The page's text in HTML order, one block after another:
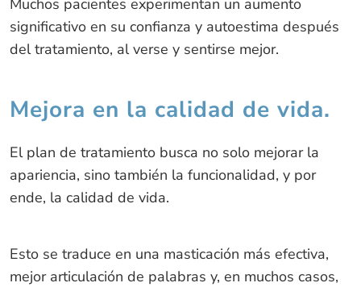
Muchos pacientes experimentan un aumento
significativo en su confianza y autoestima después
del tratamiento, al verse y sentirse mejor.
Mejora en la calidad de vida.
El plan de tratamiento busca no solo mejorar la
apariencia, sino también la funcionalidad, y por
ende, la calidad de vida.
Esto se traduce en una masticación más efectiva,
mejor articulación de palabras y, en muchos casos,